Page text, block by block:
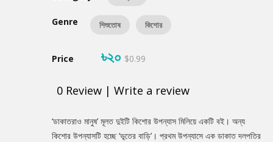
Genre শিশুতোষ কিশোর
Price ৳২০ $0.99
0 Review | Write a review
Product
Summery
‘ডাকাতরাও মানুষ’ মূলত দুইটি কিশোর উপন্যাস মিলিয়ে একটি বই। অন্য
কিশোর উপন্যাসটি হচ্ছে ‘ভূতের বাড়ি’। প্রথম উপন্যাসে এক ডাকাত দলপতির